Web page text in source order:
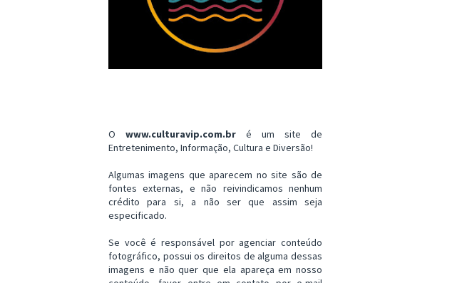
O www.culturavip.com.br é um site de
Entretenimento, Informação, Cultura e Diversão!
Algumas imagens que aparecem no site são de
fontes externas, e não reivindicamos nenhum
crédito para si, a não ser que assim seja
especificado.
Se você é responsável por agenciar conteúdo
fotográfico, possui os direitos de alguma dessas
imagens e não quer que ela apareça em nosso